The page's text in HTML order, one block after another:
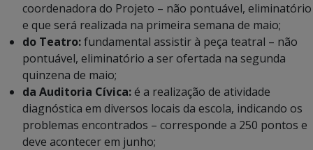
coordenadora do Projeto – não pontuável, eliminatório
e que será realizada na primeira semana de maio;
do Teatro:fundamental assistir à peça teatral – não
pontuável, eliminatório a ser ofertada na segunda
quinzena de maio;
da Auditoria Cívica:é a realização de atividade
diagnóstica em diversos locais da escola, indicando os
problemas encontrados – corresponde a 250 pontos e
deve acontecer em junho;